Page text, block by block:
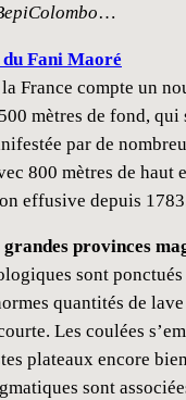
…
Fani Maoré
France compte un
mètres de fond, qui
par de
800 mètres de haut
effusive depuis
provinces
sont
quantités de
Les coulées
plateaux encore
sont